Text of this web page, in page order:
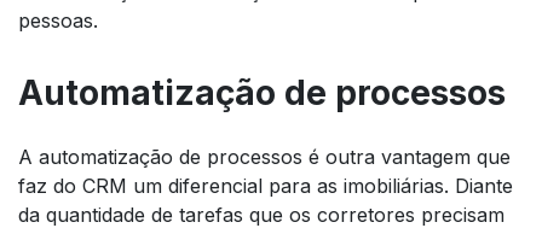
pessoas.
Automatização de processos
A automatização de processos é outra vantagem que
faz do CRM um diferencial para as imobiliárias. Diante
da quantidade de tarefas que os corretores precisam